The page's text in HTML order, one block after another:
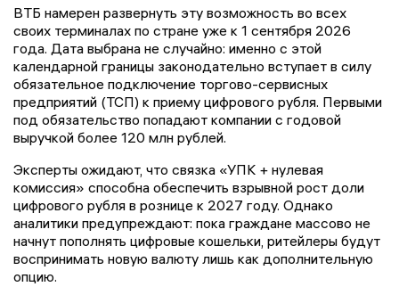
ВТБ намерен развернуть эту возможность во всех
своих терминалах по стране уже к 1 сентября 2026
года. Дата выбрана не случайно: именно с этой
календарной границы законодательно вступает в силу
обязательное подключение торгово-сервисных
предприятий (ТСП) к приему цифрового рубля. Первыми
под обязательство попадают компании с годовой
выручкой более 120 млн рублей.
Эксперты ожидают, что связка «УПК + нулевая
комиссия» способна обеспечить взрывной рост доли
цифрового рубля в рознице к 2027 году. Однако
аналитики предупреждают: пока граждане массово не
начнут пополнять цифровые кошельки, ритейлеры будут
воспринимать новую валюту лишь как дополнительную
опцию.